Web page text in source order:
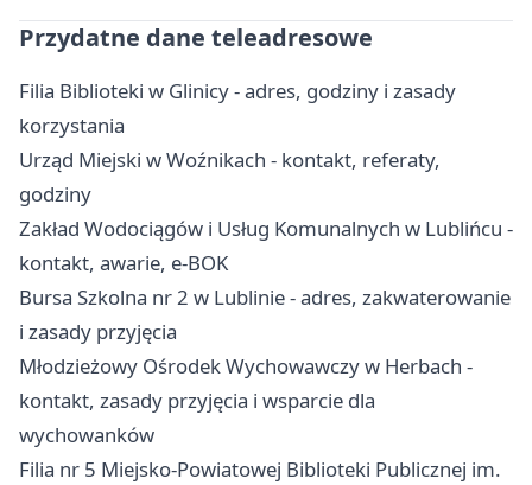
Przydatne dane teleadresowe
Filia Biblioteki w Glinicy - adres, godziny i zasady
korzystania
Urząd Miejski w Woźnikach - kontakt, referaty,
godziny
Zakład Wodociągów i Usług Komunalnych w Lublińcu -
kontakt, awarie, e-BOK
Bursa Szkolna nr 2 w Lublinie - adres, zakwaterowanie
i zasady przyjęcia
Młodzieżowy Ośrodek Wychowawczy w Herbach -
kontakt, zasady przyjęcia i wsparcie dla
wychowanków
Filia nr 5 Miejsko-Powiatowej Biblioteki Publicznej im.